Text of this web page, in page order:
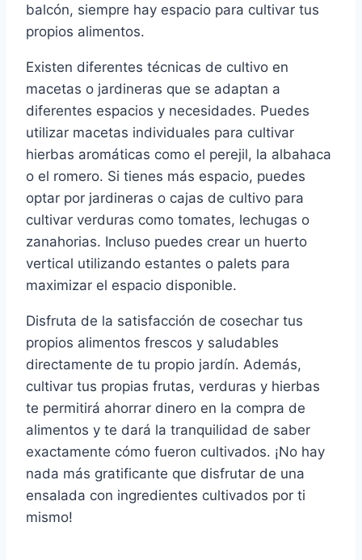
balcón, siempre hay espacio para cultivar tus
propios alimentos.
Existen diferentes técnicas de cultivo en
macetas o jardineras que se adaptan a
diferentes espacios y necesidades. Puedes
utilizar macetas individuales para cultivar
hierbas aromáticas como el perejil, la albahaca
o el romero. Si tienes más espacio, puedes
optar por jardineras o cajas de cultivo para
cultivar verduras como tomates, lechugas o
zanahorias. Incluso puedes crear un huerto
vertical utilizando estantes o palets para
maximizar el espacio disponible.
Disfruta de la satisfacción de cosechar tus
propios alimentos frescos y saludables
directamente de tu propio jardín. Además,
cultivar tus propias frutas, verduras y hierbas
te permitirá ahorrar dinero en la compra de
alimentos y te dará la tranquilidad de saber
exactamente cómo fueron cultivados. ¡No hay
nada más gratificante que disfrutar de una
ensalada con ingredientes cultivados por ti
mismo!